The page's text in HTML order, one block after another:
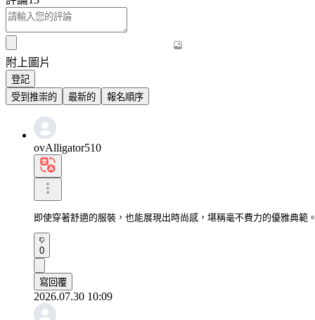
附上圖片
登記
受到推崇的
最新的 報名順序
ovAlligator510
即使穿著舒適的服裝，也能展現出時尚感，堪稱毫不費力的優雅典範
0
寫回覆
2026.07.30 10:09